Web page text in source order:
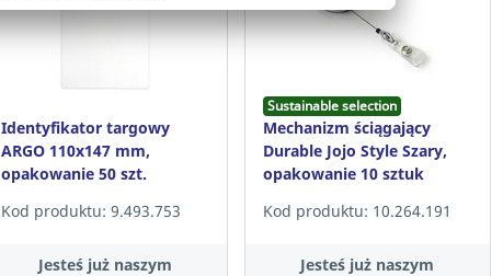
Identyfikator targowy
ARGO 110x147 mm,
opakowanie 50 szt.
Kod produktu: 9.493.753
Jesteś już naszym
Sustainable selection
Mechanizm ściągający
Durable Jojo Style Szary,
opakowanie 10 sztuk
Kod produktu: 10.264.191
Jesteś już naszym